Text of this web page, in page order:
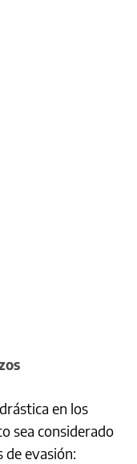
en los
sea considerado
de evasión: